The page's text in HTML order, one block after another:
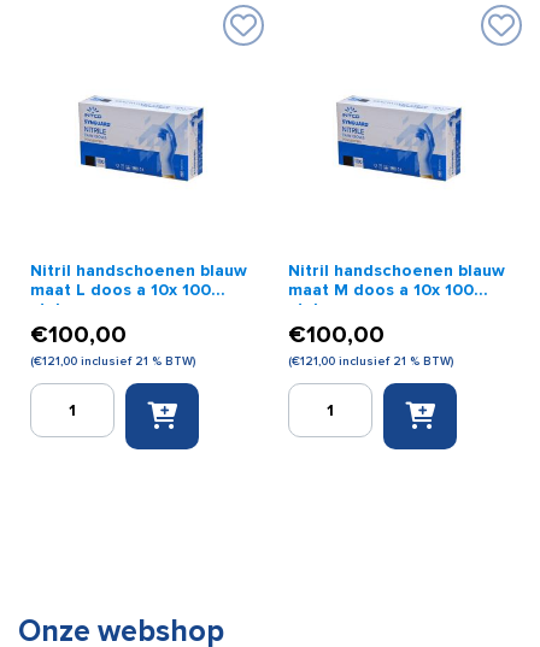
Nitril handschoenen blauw
maat L doos a 10x 100
stuks
€100,00
(€121,00 inclusief 21 % BTW)
Nitril
handschoenen
stuks
Nitril handschoenen blauw
maat M doos a 10x 100
stuks
€100,00
(€121,00 inclusief 21 % BTW)
Nitril
handschoenen
Onze webshop